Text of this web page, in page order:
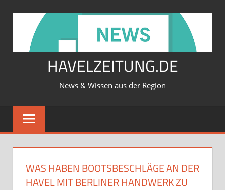
springen
HAVELZEITUNG.DE
News & Wissen aus der Region
WAS HABEN BOOTSBESCHLÄGE AN DER
HAVEL MIT BERLINER HANDWERK ZU